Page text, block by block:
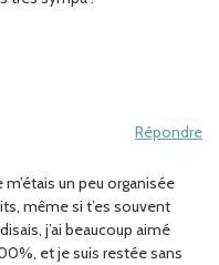
Répondre
un peu organisée
même si t’es souvent
j’ai beaucoup aimé
et je suis restée sans